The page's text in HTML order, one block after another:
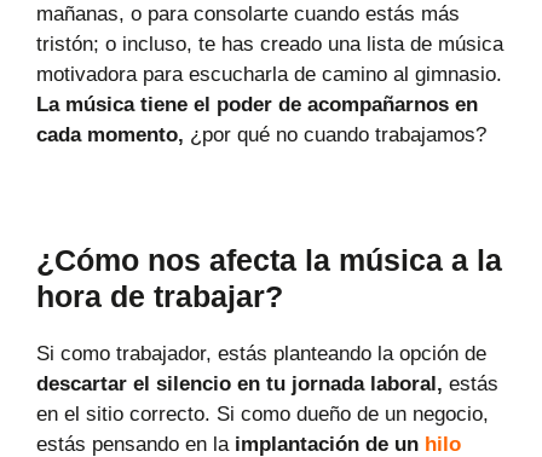
mañanas, o para consolarte cuando estás más
tristón; o incluso, te has creado una lista de música
motivadora para escucharla de camino al gimnasio.
La música tiene el poder de acompañarnos en
cada momento, ¿por qué no cuando trabajamos?
¿Cómo nos afecta la música a la
hora de trabajar?
Si como trabajador, estás planteando la opción de
descartar el silencio en tu jornada laboral, estás
en el sitio correcto. Si como dueño de un negocio,
estás pensando en la implantación de un hilo